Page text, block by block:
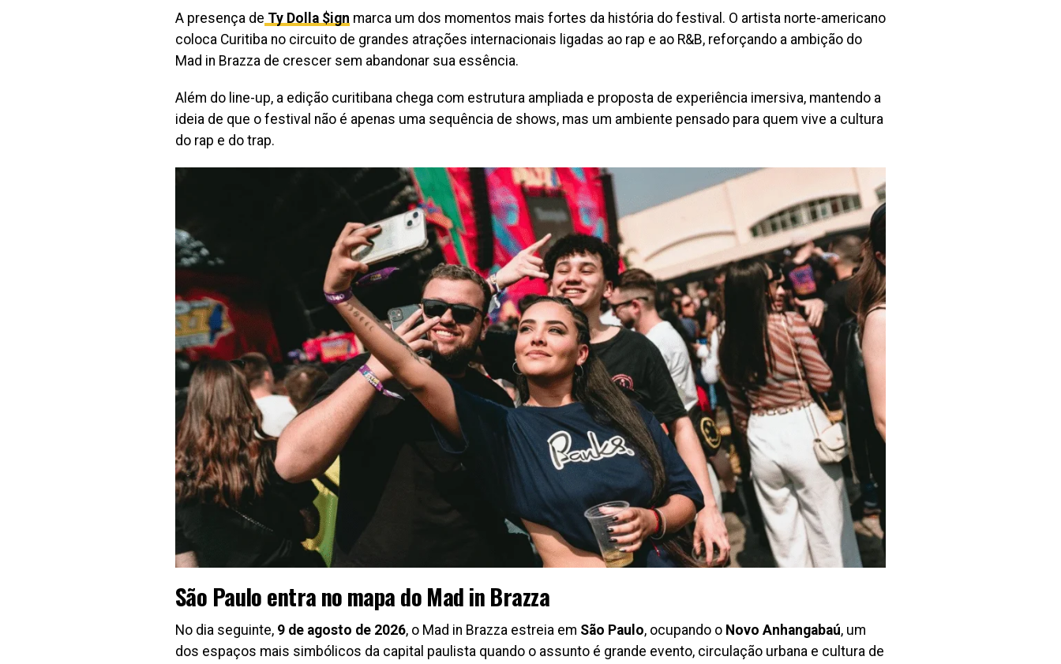
A presença de Ty Dolla $ign marca um dos momentos mais fortes da história do festival. O artista norte-americano
coloca Curitiba no circuito de grandes atrações internacionais ligadas ao rap e ao R&B, reforçando a ambição do
Mad in Brazza de crescer sem abandonar sua essência.
Além do line-up, a edição curitibana chega com estrutura ampliada e proposta de experiência imersiva, mantendo a
ideia de que o festival não é apenas uma sequência de shows, mas um ambiente pensado para quem vive a cultura
do rap e do trap.
São Paulo entra no mapa do Mad in Brazza
No dia seguinte, 9 de agosto de 2026, o Mad in Brazza estreia em São Paulo, ocupando o Novo Anhangabaú, um
dos espaços mais simbólicos da capital paulista quando o assunto é grande evento, circulação urbana e cultura de